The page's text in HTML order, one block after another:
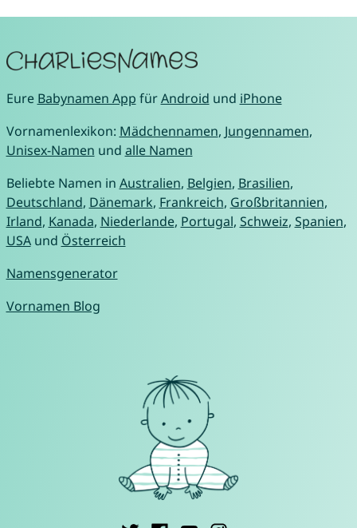
Eure Babynamen App fürAndroid und iPhone
Vornamenlexikon: Mädchennamen, Jungennamen,
Unisex-Namen und alle Namen
Beliebte Namen in Australien, Belgien, Brasilien,
Deutschland, Dänemark, Frankreich, Großbritannien,
Irland, Kanada, Niederlande, Portugal, Schweiz, Spanien,
USAund Österreich
Namensgenerator
Vornamen Blog